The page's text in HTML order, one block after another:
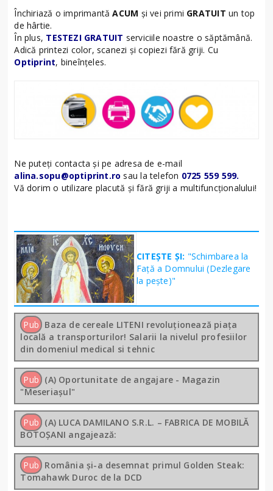
Închiriază o imprimantăACUM și vei primi GRATUIT un top
de hârtie.
În plus, TESTEZI GRATUIT serviciile noastre o săptămână.
Adică printezi color, scanezi și copiezi fără griji. Cu
Optiprint, bineînțeles.
Ne puteți contacta și pe adresa de e-mail
alina.sopu@optiprint.ro sau la telefon 0725 559 599.
Vă dorim o utilizare placută și fără griji a multifuncționalului!
CITEȘTE ȘI: "Schimbarea la
Față a Domnului (Dezlegare
la peşte)"
Pub Baza de cereale LITENI revoluționează piața
locală a transporturilor! Salarii la nivelul profesiilor
din domeniul medical si tehnic
Pub (A) Oportunitate de angajare - Magazin
"Meseriașul"
Pub (A) LUCA DAMILANO S.R.L. – FABRICA DE MOBILĂ
BOTOȘANI angajează:
Pub România și-a desemnat primul Golden Steak:
Tomahawk Duroc de la DCD